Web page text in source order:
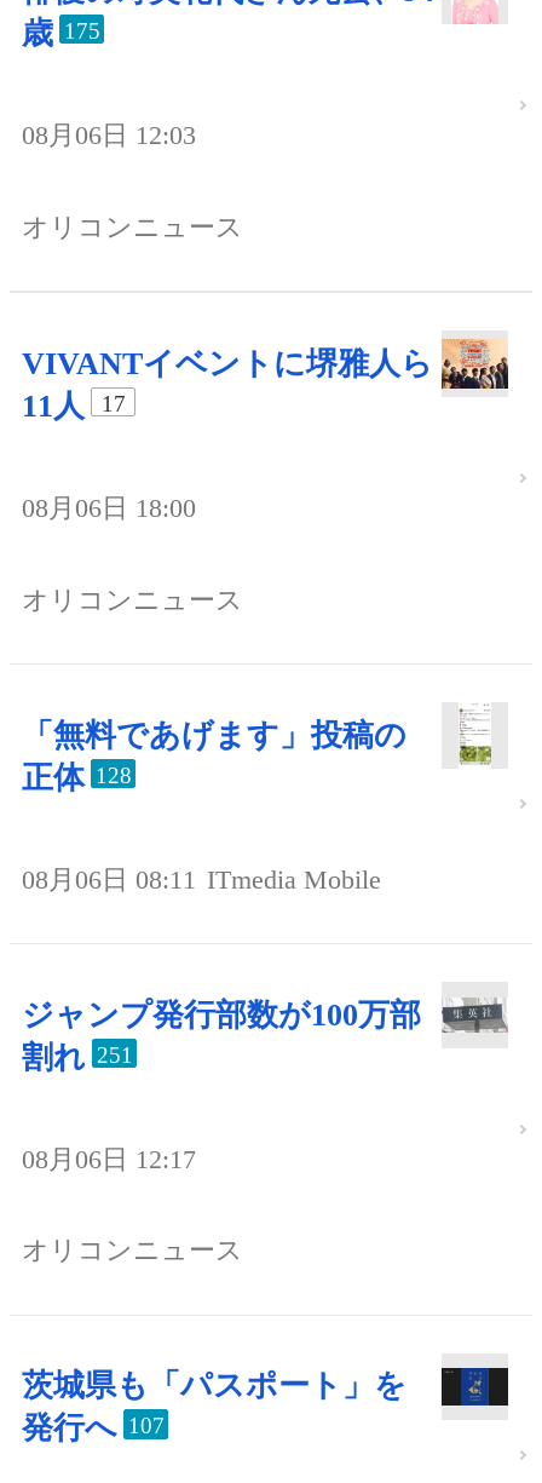
歳 175
08月06日 12:03
オリコンニュース
VIVANTイベントに堺雅人ら
11人
17
08月06日 18:00
オリコンニュース
「無料であげます」投稿の
正体 128
08月06日 08:11 ITmedia Mobile
ジャンプ発行部数が100万部
割れ 251
08月06日 12:17
オリコンニュース
茨城県も「パスポート」を
発行へ 107